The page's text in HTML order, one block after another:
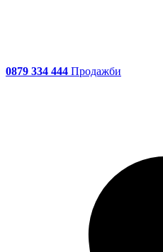
0879 334 444 Продажби